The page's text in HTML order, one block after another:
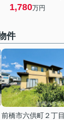
1,780万円
件
前橋市六供町２丁目